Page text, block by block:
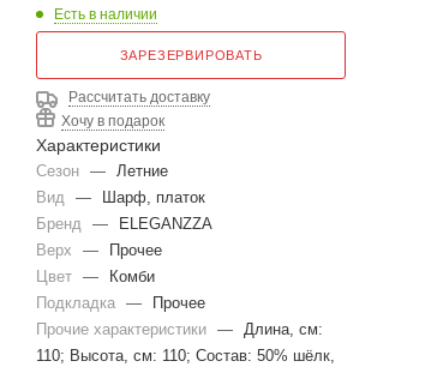
Есть в наличии
ЗАРЕЗЕРВИРОВАТЬ
Рассчитать доставку
Хочу в подарок
Характеристики
Сезон — Летние
Вид —
Шарф, платок
Бренд —
ELEGANZZA
Верх
—
Прочее
Цвет —
Комби
Подкладка —
Прочее
Прочие характеристики — Длина, см:
110; Высота, см: 110; Состав: 50% шёлк,